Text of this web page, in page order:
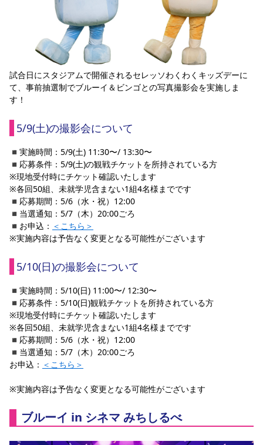
試合日にスタジアムで開催されるセレッソわくわくキッズデーに
て、事前抽選制でブルーイ＆ビンゴとの写真撮影会を実施しま
す！
5/9(土)の撮影会について
◾️実施時間：5/9(土) 11:30〜/ 13:30〜
◾️応募条件：5/9(土)の観戦チケットを所持されている方
※現地受付時にチケット確認いたします
※各回50組、未就学児含まない1組4名様までです
◾️応募期間：5/6（水・祝）12:00
◾️当選通知：5/7（木）20:00ごろ
◾️お申込： ＜こちら＞
※実施内容は予告なく変更となる可能性がございます
5/10(日)の撮影会について
◾️実施時間：5/10(日) 11:00〜/ 12:30〜
◾️応募条件：5/10(日)観戦チケットを所持されている方
※現地受付時にチケット確認いたします
※各回50組、未就学児含まない1組4名様までです
◾️応募期間：5/6（水・祝）12:00
◾️当選通知：5/7（木）20:00ごろ
お申込： ＜こちら＞
※実施内容は予告なく変更となる可能性がございます
ブルーイ in シネマ みちしるべ